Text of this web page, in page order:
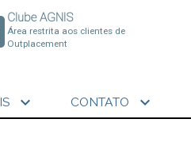
Clube AGNIS
Área restrita aos clientes de
Outplacement
expand_more CONTATO expand_more